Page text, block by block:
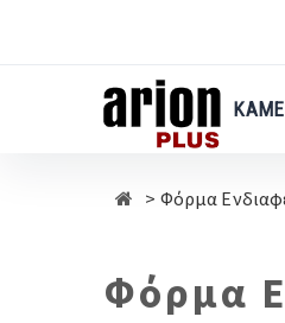
περιεχόμενο
Φόρμα
Φόρμα